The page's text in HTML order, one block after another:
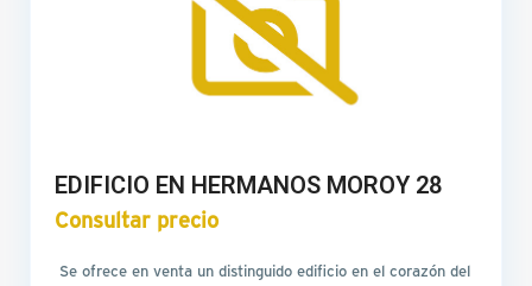
EDIFICIO EN HERMANOS MOROY 28
Consultar precio
Se ofrece en venta un distinguido edificio en el corazón del